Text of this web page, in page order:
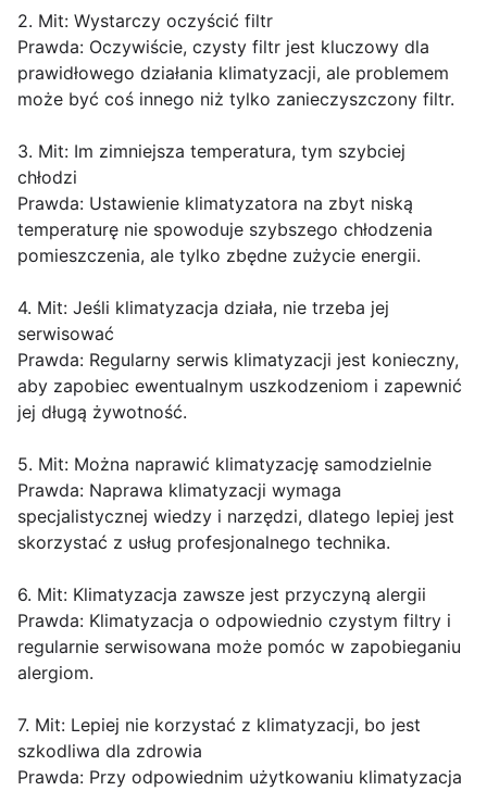
2. Mit: Wystarczy oczyścić filtr
Prawda: Oczywiście, czysty filtr jest kluczowy dla
prawidłowego działania klimatyzacji, ale problemem
może być coś innego niż tylko zanieczyszczony filtr.
3. Mit: Im zimniejsza temperatura, tym szybciej
chłodzi
Prawda: Ustawienie klimatyzatora na zbyt niską
temperaturę nie spowoduje szybszego chłodzenia
pomieszczenia, ale tylko zbędne zużycie energii.
4. Mit: Jeśli klimatyzacja działa, nie trzeba jej
serwisować
Prawda: Regularny serwis klimatyzacji jest konieczny,
aby zapobiec ewentualnym uszkodzeniom i zapewnić
jej długą żywotność.
5. Mit: Można naprawić klimatyzację samodzielnie
Prawda: Naprawa klimatyzacji wymaga
specjalistycznej wiedzy i narzędzi, dlatego lepiej jest
skorzystać z usług profesjonalnego technika.
6. Mit: Klimatyzacja zawsze jest przyczyną alergii
Prawda: Klimatyzacja o odpowiednio czystym filtry i
regularnie serwisowana może pomóc w zapobieganiu
alergiom.
7. Mit: Lepiej nie korzystać z klimatyzacji, bo jest
szkodliwa dla zdrowia
Prawda: Przy odpowiednim użytkowaniu klimatyzacja